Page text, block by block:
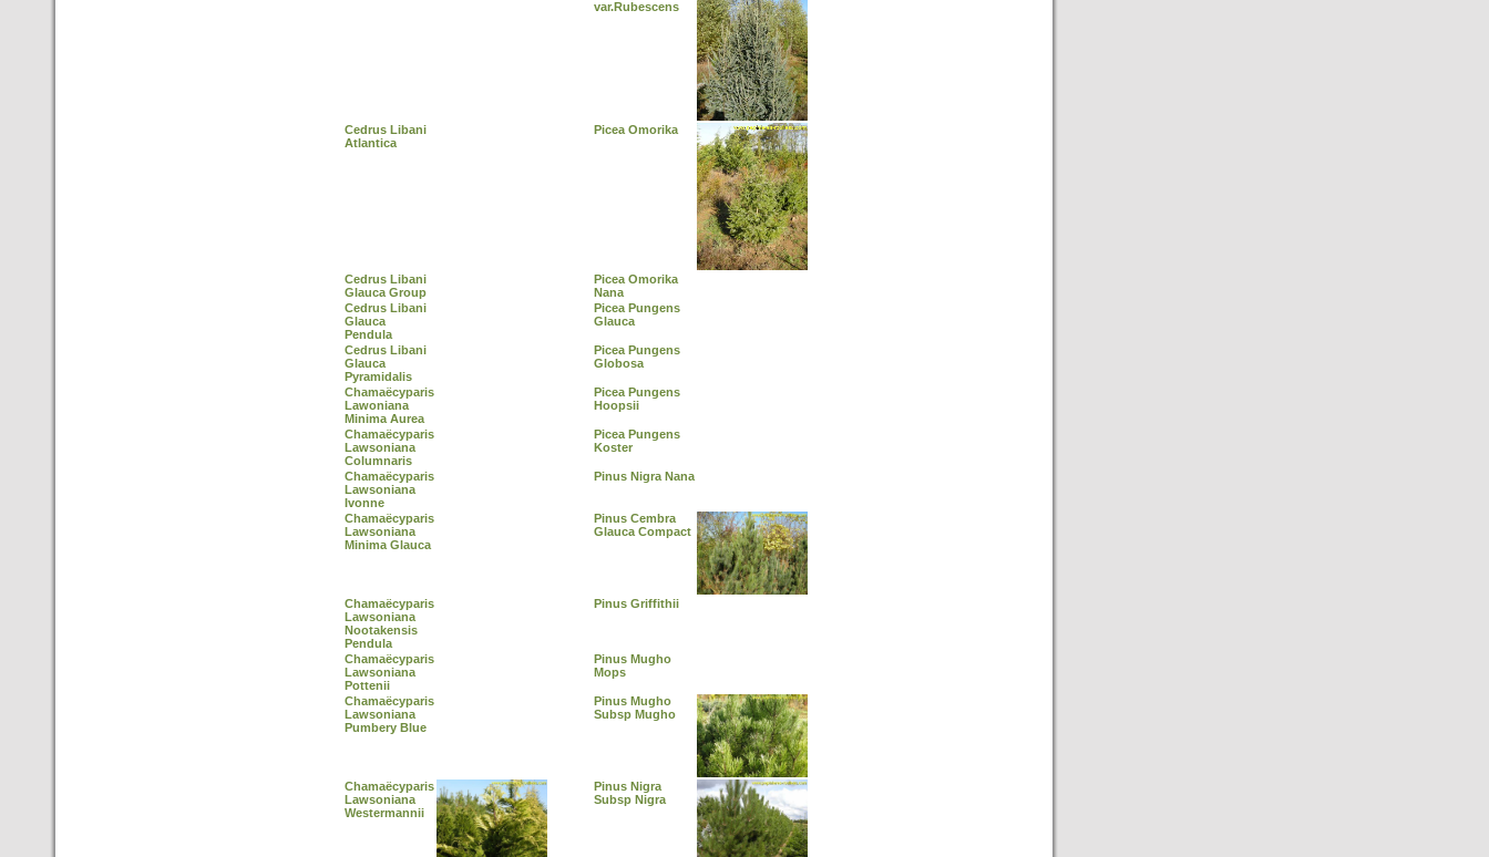
var.Rubescens
Cedrus Libani
Atlantica
Picea Omorika
Cedrus Libani
Glauca Group
Picea Omorika
Nana
Cedrus Libani
Glauca
Pendula
Picea Pungens
Glauca
Cedrus Libani
Glauca
Pyramidalis
Picea Pungens
Globosa
Chamaëcyparis
Lawoniana
Minima Aurea
Picea Pungens
Hoopsii
Chamaëcyparis
Lawsoniana
Columnaris
Picea Pungens
Koster
Chamaëcyparis
Lawsoniana
Ivonne
Pinus Nigra Nana
Chamaëcyparis
Lawsoniana
Minima Glauca
Pinus Cembra
Glauca Compact
Chamaëcyparis
Lawsoniana
Nootakensis
Pendula
Pinus Griffithii
Chamaëcyparis
Lawsoniana
Pottenii
Pinus Mugho
Mops
Chamaëcyparis
Lawsoniana
Pumbery Blue
Pinus Mugho
Subsp Mugho
Chamaëcyparis
Lawsoniana
Westermannii
Pinus Nigra
Subsp Nigra